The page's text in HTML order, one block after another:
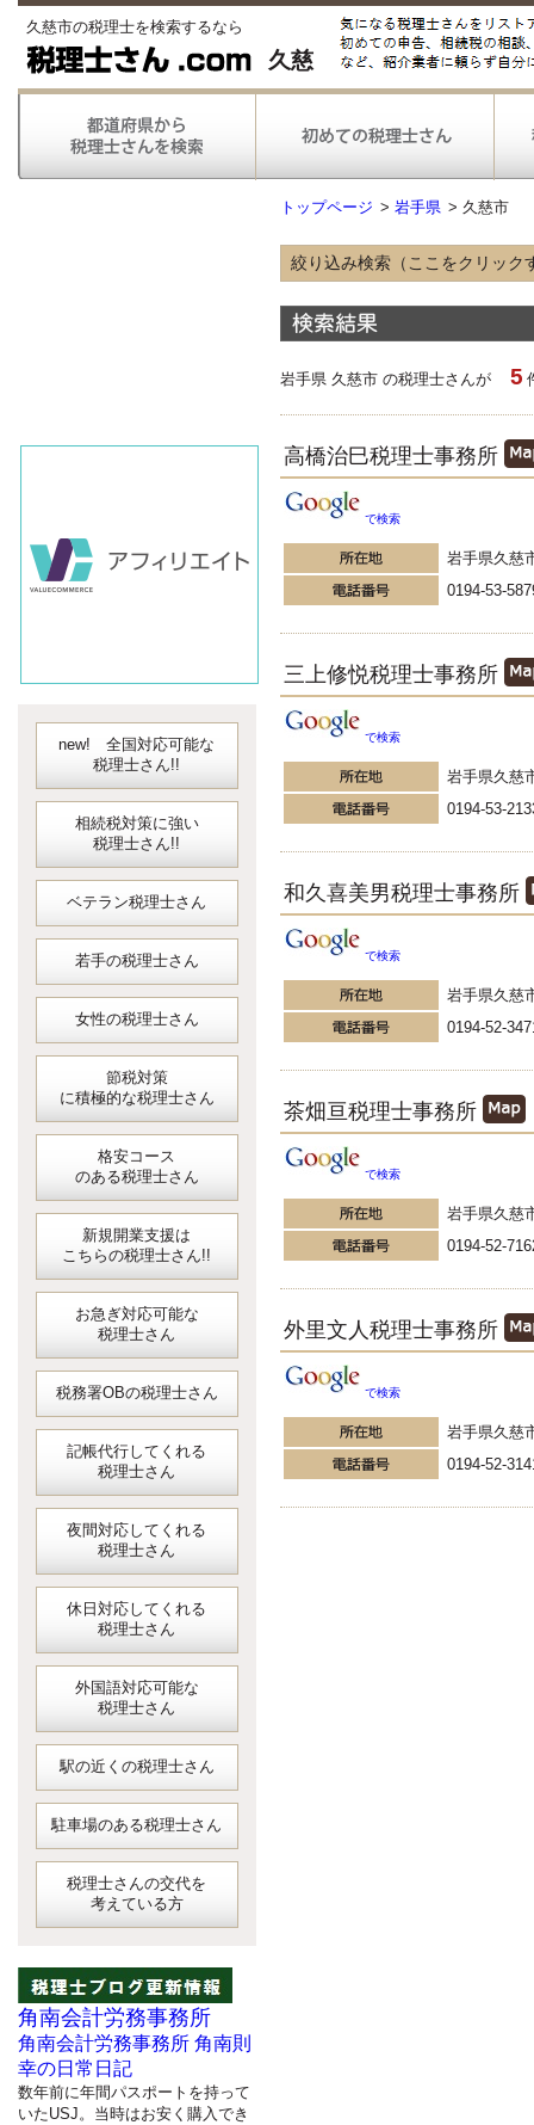
久慈市の税理士を検索するなら
久慈
new! 全国対応可能な
税理士さん!!
相続税対策に強い
税理士さん!!
ベテラン税理士さん
若手の税理士さん
女性の税理士さん
節税対策
に積極的な税理士さん
格安コース
のある税理士さん
新規開業支援は
こちらの税理士さん!!
お急ぎ対応可能な
税理士さん
税務署OBの税理士さん
記帳代行してくれる
税理士さん
夜間対応してくれる
税理士さん
休日対応してくれる
税理士さん
外国語対応可能な
税理士さん
駅の近くの税理士さん
駐車場のある税理士さん
税理士さんの交代を
考えている方
角南会計労務事務所
角南会計労務事務所 角南則
幸の日常日記
数年前に年間パスポートを持って
いたUSJ。当時はお安く購入でき
トップページ > 岩手県 > 久慈市
絞り込み検索（ここをクリック
得意な業種
情報通信
不動産
得意な業務
税務申告
税務調査対応
対応可能な
会計ソフト
JDLIBEX出納
岩手県 久慈市 の税理士さんが 5
高橋治巳税理士事務所
で検索
岩手県久慈
0194-53-
三上修悦税理士事務所
で検索
岩手県久慈
0194-53-
和久喜美男税理士事務所
で検索
岩手県久慈
0194-52-
茶畑亘税理士事務所
で検索
岩手県久慈
0194-52-
外里文人税理士事務所
で検索
岩手県久慈
0194-52-